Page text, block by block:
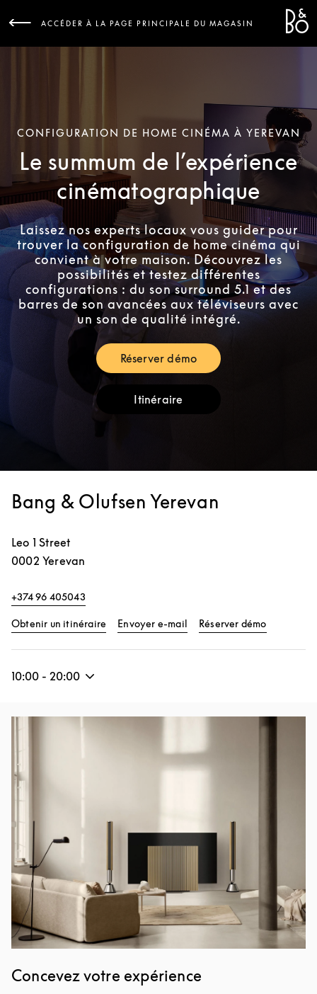
ACCÉDER À LA PAGE PRINCIPALE DU MAGASIN
CONFIGURATION DE HOME CINÉMA À YEREVAN
Le summum de l’expérience
cinématographique
Laissez nos experts locaux vous guider pour
trouver la configuration de home cinéma qui
convient à votre maison. Découvrez les
possibilités et testez différentes
configurations : du son surround 5.1 et des
barres de son avancées aux téléviseurs avec
un son de qualité intégré.
Réserver démo
Link Opens in New Tab
ItinéraireLink Opens in New Tab
Bang & Olufsen Yerevan
Leo 1 Street
0002 Yerevan
+374 96 405043
Obtenir un itinéraire Link Opens in New Tab
Envoyer e-mail Réserver démo
10:00 - 20:00
Image de l’événement
Concevez votre expérience